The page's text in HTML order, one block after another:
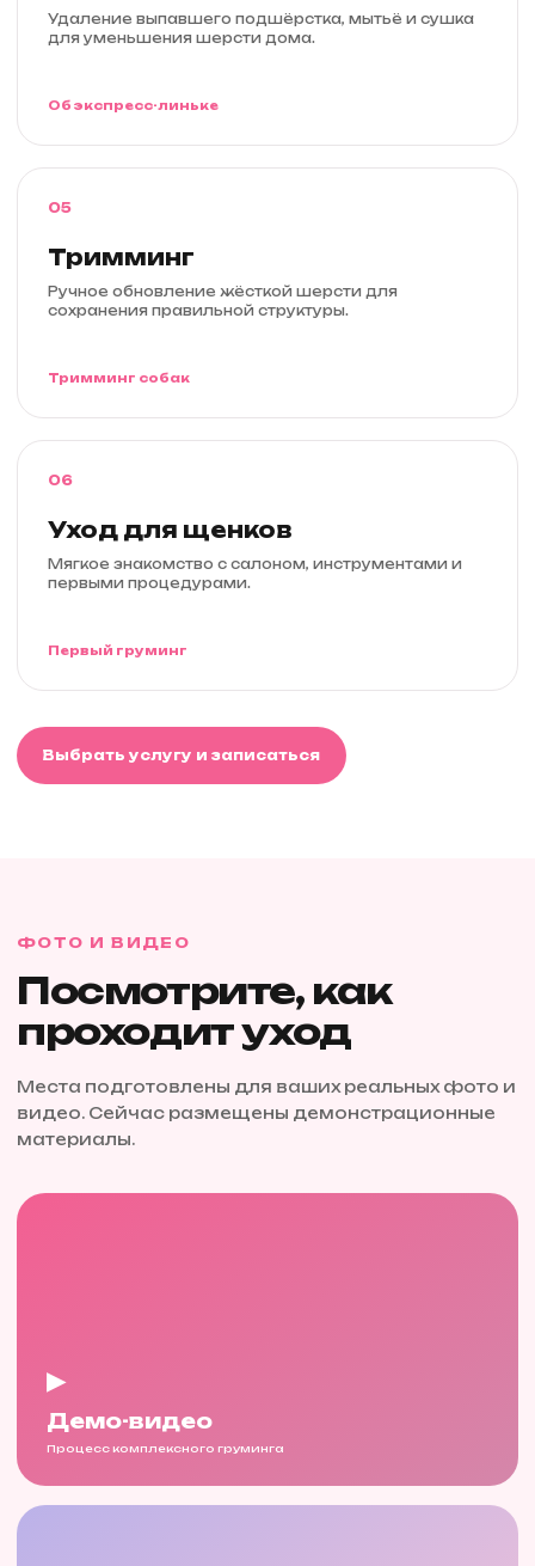
Удаление выпавшего подшёрстка, мытьё и сушка
для уменьшения шерсти дома.
Об экспресс-линьке
05
Тримминг
Ручное обновление жёсткой шерсти для
сохранения правильной структуры.
Тримминг собак
06
Уход для щенков
Мягкое знакомство с салоном, инструментами и
первыми процедурами.
Первый груминг
Выбрать услугу и записаться
ФОТО И ВИДЕО
Посмотрите, как
проходит уход
Места подготовлены для ваших реальных фото и
видео. Сейчас размещены демонстрационные
материалы.
▶
Демо-видео
Процесс комплексного груминга